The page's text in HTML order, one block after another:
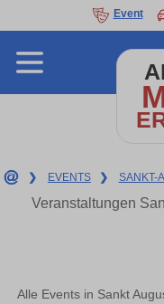
Event
❯ EVENTS ❯ SANKT-
Veranstaltungen
Alle Events in Sankt